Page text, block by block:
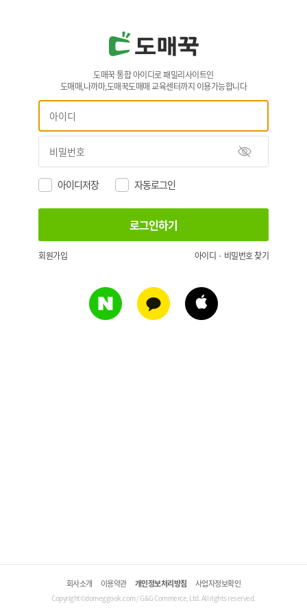
도매꾹 통합 아이디로 패밀리사이트인
도매매,나까마,도매꾹도매매 교육센터까지 이용가능합니다
아이디저장 자동로그인
회원가입 아이디 · 비밀번호 찾기
회사소개 이용약관 개인정보처리방침 사업자정보확인
Copyright©domeggook.com / G&G Commerce, Ltd. All rights reserved.